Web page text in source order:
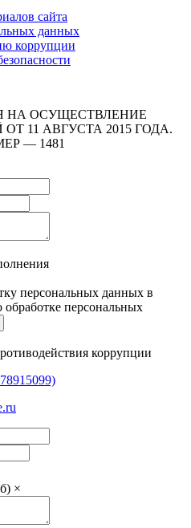
сайта
данных
коррупции
НА ОСУЩЕСТВЛЕНИЕ
11 АВГУСТА 2015 ГОДА.
— 1481
персональных данных в
обработке персональных
коррупции
×